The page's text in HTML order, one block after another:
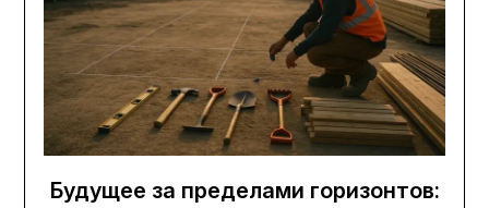
Будущее за пределами горизонтов: